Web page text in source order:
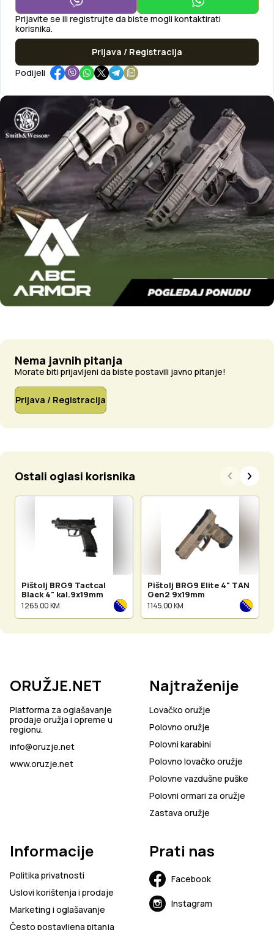
Prijavite se ili registrujte da biste mogli kontaktirati
korisnika.
Prijava / Registracija
Podijeli
Nema javnih pitanja
Morate biti prijavljeni da biste postavili javno pitanje!
Prijava / Registracija
Ostali oglasi korisnika
Pištolj BRG9 Tactcal
Black 4" kal.9x19mm
1 265.00 KM
Pištolj BRG9 Elite 4" TAN
Gen2 9x19mm
1 145.00 KM
ORUŽJE.NET
Platforma za oglašavanje
prodaje oružja i opreme u
regionu.
info@oruzje.net
www.oruzje.net
Najtraženije
Lovačko oružje
Polovno oružje
Polovni karabini
Polovno lovačko oružje
Polovne vazdušne puške
Polovni ormari za oružje
Zastava oružje
Informacije
Politika privatnosti
Uslovi korištenja i prodaje
Marketing i oglašavanje
Često postavljena pitanja
Prati nas
Facebook
Instagram